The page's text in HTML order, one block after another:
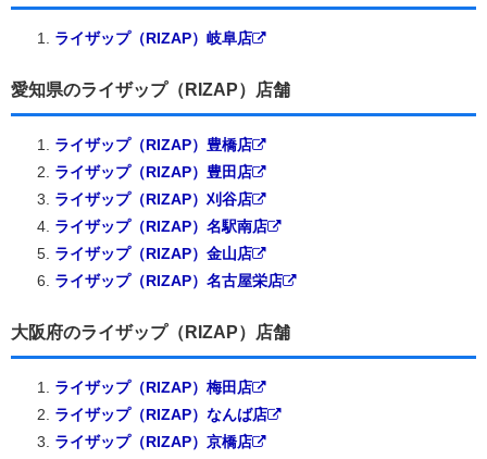
ライザップ（RIZAP）岐阜店
愛知県のライザップ（RIZAP）店舗
ライザップ（RIZAP）豊橋店
ライザップ（RIZAP）豊田店
ライザップ（RIZAP）刈谷店
ライザップ（RIZAP）名駅南店
ライザップ（RIZAP）金山店
ライザップ（RIZAP）名古屋栄店
大阪府のライザップ（RIZAP）店舗
ライザップ（RIZAP）梅田店
ライザップ（RIZAP）なんば店
ライザップ（RIZAP）京橋店